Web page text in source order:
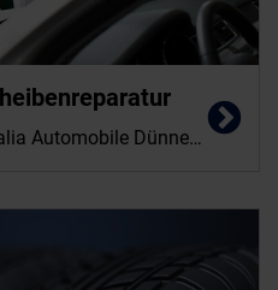
Unterwegs im Jeep? Mit Italia Automobile Dünnes behalten Sie den Durchblick.